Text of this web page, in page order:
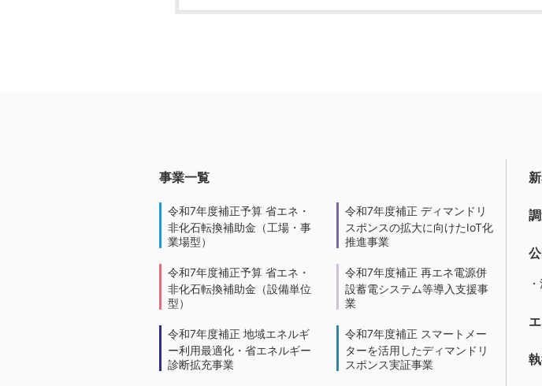
事業一覧
令和7年度補正予算 省エネ・
非化石転換補助金（工場・事
業場型）
令和7年度補正予算 省エネ・
非化石転換補助金（設備単位
型）
令和7年度補正 地域エネルギ
ー利用最適化・省エネルギー
診断拡充事業
令和7年度補正 ディマンドリ
スポンスの拡大に向けたIoT化
推進事業
令和7年度補正 再エネ電源併
設蓄電システム等導入支援事
業
令和7年度補正 スマートメー
ターを活用したディマンドリ
スポンス実証事業